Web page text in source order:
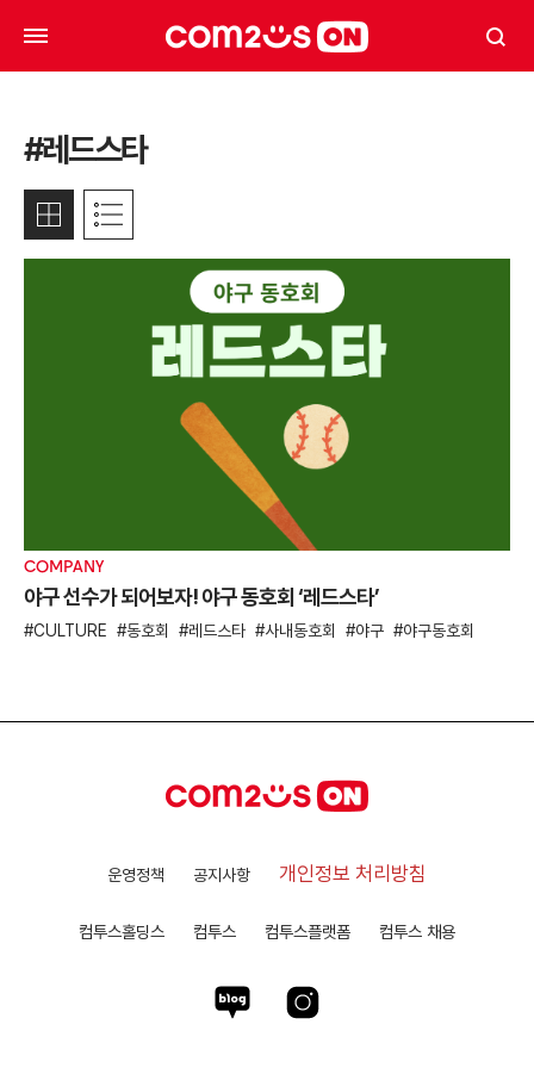
#레드스타
COMPANY
야구 선수가 되어보자! 야구 동호회 ‘레드스타’
CULTURE 동호회 레드스타 사내동호회 야구 야구동호회
운영정책 공지사항 개인정보 처리방침
컴투스홀딩스 컴투스 컴투스플랫폼 컴투스 채용